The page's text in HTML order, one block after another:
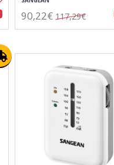
90,22€ 117,29€